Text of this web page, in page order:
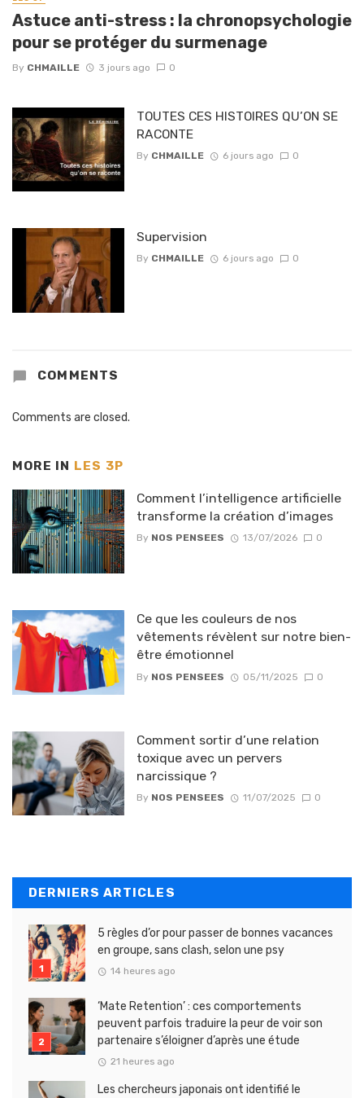
Astuce anti-stress : la chronopsychologie
pour se protéger du surmenage
By CHMAILLE 3 jours ago 0
TOUTES CES HISTOIRES QU’ON SE
RACONTE
By CHMAILLE 6 jours ago 0
Supervision
By CHMAILLE 6 jours ago 0
COMMENTS
Comments are closed.
MORE IN LES 3P
Comment l’intelligence artificielle
transforme la création d’images
By NOS PENSEES 13/07/2026 0
Ce que les couleurs de nos
vêtements révèlent sur notre bien-
être émotionnel
By NOS PENSEES 05/11/2025 0
Comment sortir d’une relation
toxique avec un pervers
narcissique ?
By NOS PENSEES 11/07/2025 0
DERNIERS ARTICLES
5 règles d’or pour passer de bonnes vacances
en groupe, sans clash, selon une psy
14 heures ago
‘Mate Retention’ : ces comportements
peuvent parfois traduire la peur de voir son
partenaire s’éloigner d’après une étude
21 heures ago
Les chercheurs japonais ont identifié le